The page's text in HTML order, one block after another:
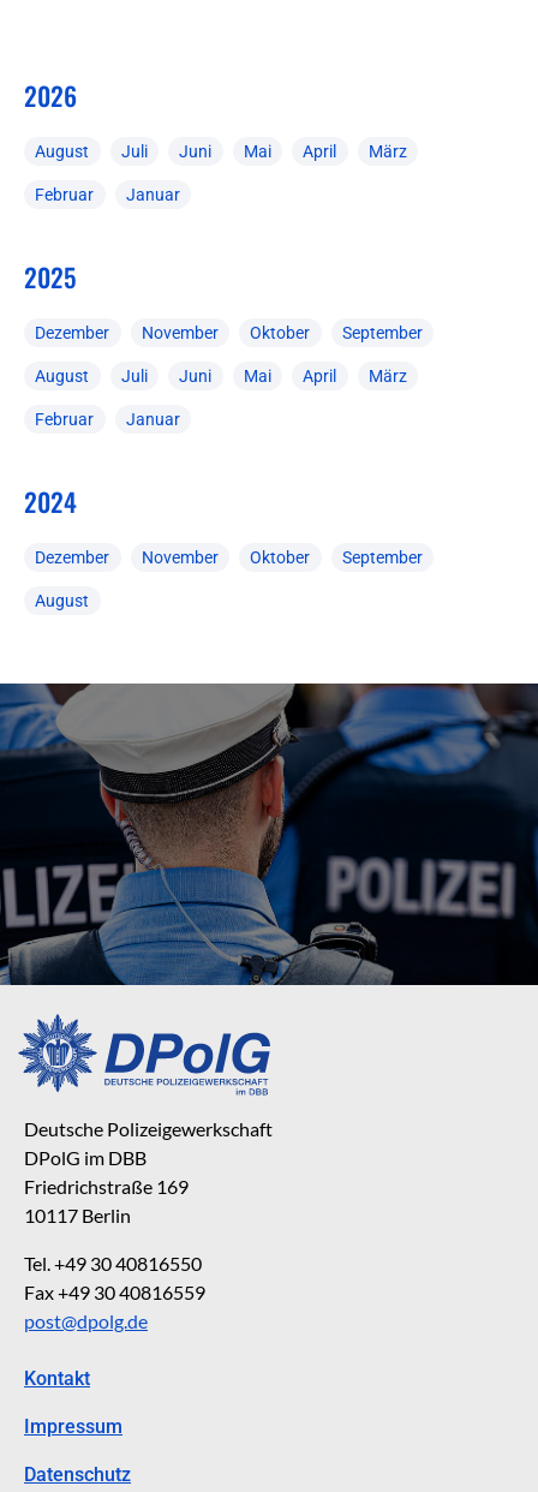
2026
August Juli Juni Mai April März
Februar Januar
2025
Dezember November Oktober September
August Juli Juni Mai April März
Februar Januar
2024
Dezember November Oktober September
August
Deutsche Polizeigewerkschaft
DPolG im DBB
Friedrichstraße 169
10117 Berlin
Tel. +49 30 40816550
Fax +49 30 40816559
post@dpolg.de
Kontakt
Impressum
Datenschutz